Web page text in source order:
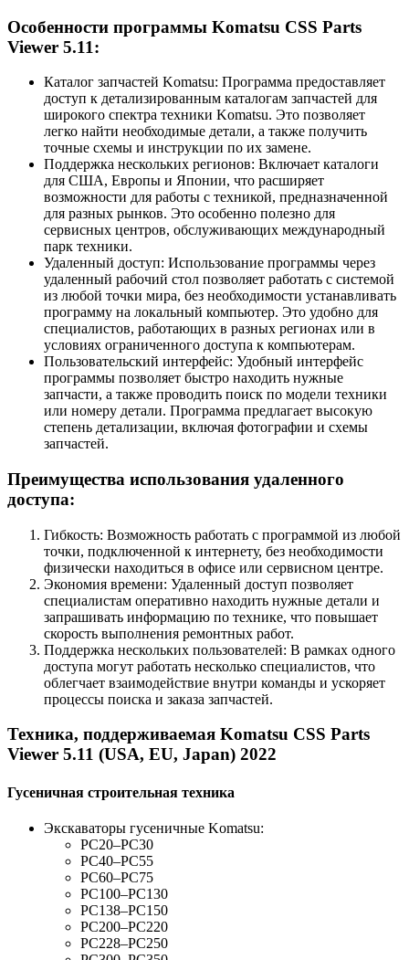
Особенности программы Komatsu CSS Parts
Viewer 5.11:
Каталог запчастей Komatsu: Программа предоставляет
доступ к детализированным каталогам запчастей для
широкого спектра техники Komatsu. Это позволяет
легко найти необходимые детали, а также получить
точные схемы и инструкции по их замене.
Поддержка нескольких регионов: Включает каталоги
для США, Европы и Японии, что расширяет
возможности для работы с техникой, предназначенной
для разных рынков. Это особенно полезно для
сервисных центров, обслуживающих международный
парк техники.
Удаленный доступ: Использование программы через
удаленный рабочий стол позволяет работать с системой
из любой точки мира, без необходимости устанавливать
программу на локальный компьютер. Это удобно для
специалистов, работающих в разных регионах или в
условиях ограниченного доступа к компьютерам.
Пользовательский интерфейс: Удобный интерфейс
программы позволяет быстро находить нужные
запчасти, а также проводить поиск по модели техники
или номеру детали. Программа предлагает высокую
степень детализации, включая фотографии и схемы
запчастей.
Преимущества использования удаленного
доступа:
Гибкость: Возможность работать с программой из любой
точки, подключенной к интернету, без необходимости
физически находиться в офисе или сервисном центре.
Экономия времени: Удаленный доступ позволяет
специалистам оперативно находить нужные детали и
запрашивать информацию по технике, что повышает
скорость выполнения ремонтных работ.
Поддержка нескольких пользователей: В рамках одного
доступа могут работать несколько специалистов, что
облегчает взаимодействие внутри команды и ускоряет
процессы поиска и заказа запчастей.
Техника, поддерживаемая Komatsu CSS Parts
Viewer 5.11 (USA, EU, Japan) 2022
Гусеничная строительная техника
Экскаваторы гусеничные Komatsu:
PC20–PC30
PC40–PC55
PC60–PC75
PC100–PC130
PC138–PC150
PC200–PC220
PC228–PC250